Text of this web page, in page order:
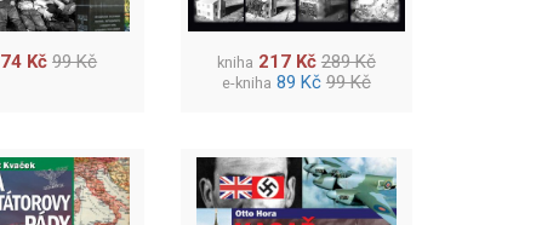
74 Kč 99 Kč kniha 217 Kč 289 Kč
e-kniha 89 Kč 99 Kč